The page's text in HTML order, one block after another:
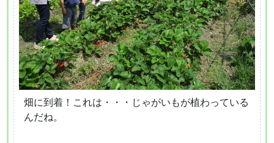
畑に到着！これは・・・じゃがいもが植わっている
んだね。